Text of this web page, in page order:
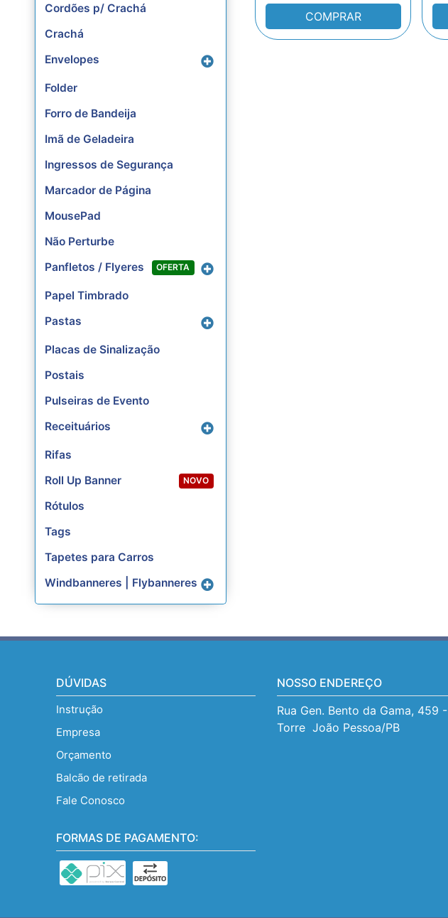
Cordões p/ Crachá
Crachá
Envelopes
Folder
Forro de Bandeija
Imã de Geladeira
Ingressos de Segurança
Marcador de Página
MousePad
Não Perturbe
OFERTA
Panfletos / Flyeres
Papel Timbrado
Pastas
Placas de Sinalização
Postais
Pulseiras de Evento
Receituários
Rifas
NOVO
Roll Up Banner
Rótulos
Tags
Tapetes para Carros
Windbanneres | Flybanneres
COMPRAR
DÚVIDAS
Instrução
Empresa
Orçamento
Balcão de retirada
Fale Conosco
FORMAS DE PAGAMENTO:
NOSSO ENDEREÇO
Rua Gen. Bento da Gama, 459 -
Torre  João Pessoa/PB